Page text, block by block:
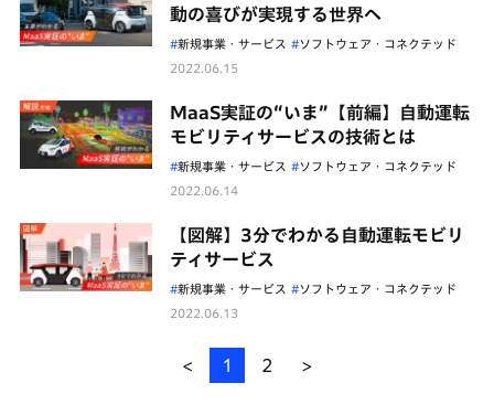
動の喜びが実現する世界へ
新規事業・サービス
ソフトウェア・コネクテッド
2022.06.15
MaaS実証の“いま”【前編】自動運転
モビリティサービスの技術とは
新規事業・サービス
ソフトウェア・コネクテッド
2022.06.14
【図解】3分でわかる自動運転モビリ
ティサービス
新規事業・サービス
ソフトウェア・コネクテッド
2022.06.13
< 1 2 >